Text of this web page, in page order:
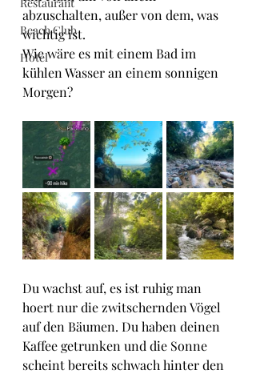
Beach Club
Hotel
abzuschalten, außer von dem, was
wichtig ist.
Wie wäre es mit einem Bad im
kühlen Wasser an einem sonnigen
Morgen?
Du wachst auf, es ist ruhig man
hoert nur die zwitschernden Vögel
auf den Bäumen. Du haben deinen
Kaffee getrunken und die Sonne
scheint bereits schwach hinter den